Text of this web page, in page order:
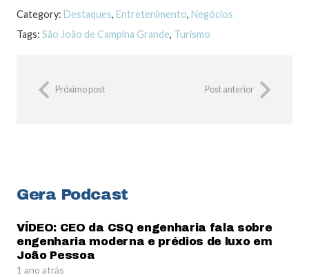
Category: Destaques, Entretenimento, Negócios
Tags: São João de Campina Grande, Turismo
Próximo post Post anterior
Gera Podcast
VÍDEO: CEO da CSQ engenharia fala sobre
engenharia moderna e prédios de luxo em
João Pessoa
1 ano atrás